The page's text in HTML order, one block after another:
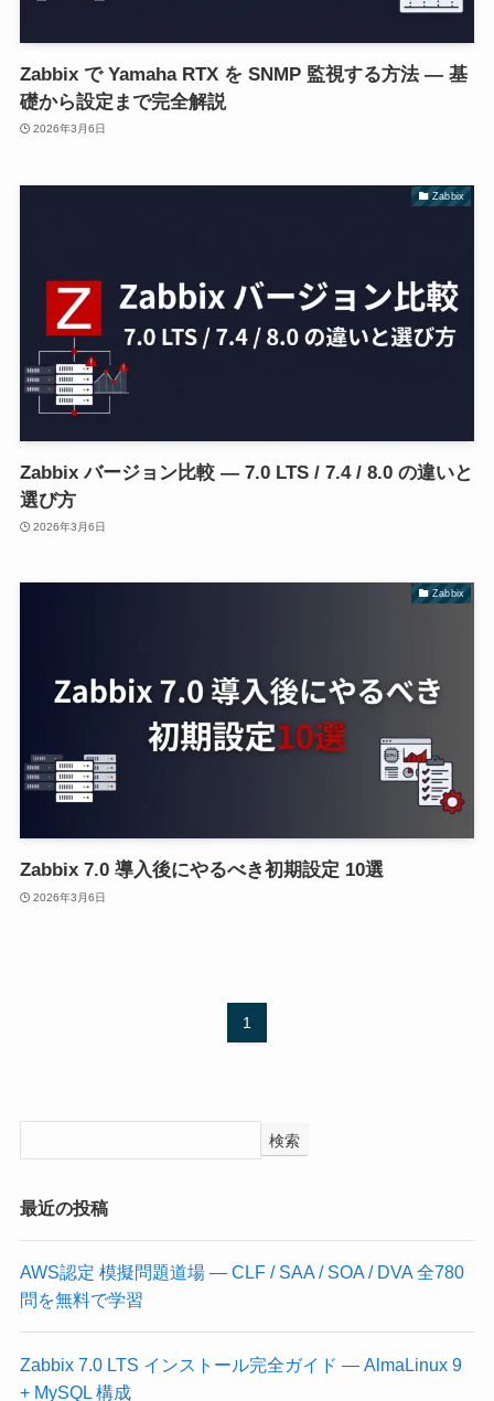
Zabbix で Yamaha RTX を SNMP 監視する方法 — 基
礎から設定まで完全解説
2026年3月6日
Zabbix
Zabbix バージョン比較 — 7.0 LTS / 7.4 / 8.0 の違いと
選び方
2026年3月6日
Zabbix
Zabbix 7.0 導入後にやるべき初期設定 10選
2026年3月6日
1
検索
最近の投稿
AWS認定 模擬問題道場 — CLF / SAA / SOA / DVA 全780
問を無料で学習
Zabbix 7.0 LTS インストール完全ガイド — AlmaLinux 9
+ MySQL 構成